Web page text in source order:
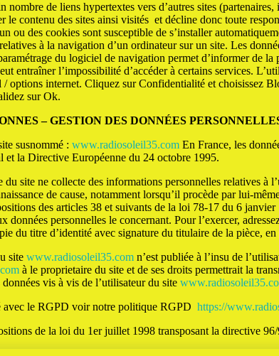
nombre de liens hypertextes vers d’autres sites
le contenu des sites ainsi visités et décline donc toute
ou des cookies sont susceptible de s’installer
à la navigation d’un ordinateur sur un site. Les
du logiciel de navigation permet d’informer de
entraîner l’impossibilité d’accéder à certains services.
options internet. Cliquez sur Confidentialité et choisissez
sur Ok.
– GESTION DES DONNÉES
susnommé : www.radiosoleil35.com En France, les
la Directive Européenne du 24 octobre 1995.
du site ne collecte des informations personnelles relatives à
de cause, notamment lorsqu’il procède par lui-
des articles 38 et suivants de la loi 78-17 du 6
données personnelles le concernant. Pour l’exercer,
du titre d’identité avec signature du titulaire de la pièce,
site www.radiosoleil35.com n’est publiée à l’insu de
à le proprietaire du site et de ses droits permettrait la
vis à vis de l’utilisateur du site
avec le RGPD voir notre politique RGPD https://
de la loi du 1er juillet 1998 transposant la directive